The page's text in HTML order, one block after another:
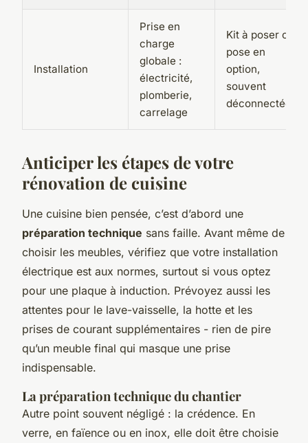
Installation
Prise en
charge
globale :
électricité,
plomberie,
carrelage
Kit à poser ou
pose en
option,
souvent
déconnectée
Anticiper les étapes de votre
rénovation de cuisine
Une cuisine bien pensée, c’est d’abord une
préparation technique sans faille. Avant même de
choisir les meubles, vérifiez que votre installation
électrique est aux normes, surtout si vous optez
pour une plaque à induction. Prévoyez aussi les
attentes pour le lave-vaisselle, la hotte et les
prises de courant supplémentaires - rien de pire
qu’un meuble final qui masque une prise
indispensable.
La préparation technique du chantier
Autre point souvent négligé : la crédence. En
verre, en faïence ou en inox, elle doit être choisie